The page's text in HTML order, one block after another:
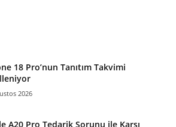
18 Pro’nun Tanıtım Takvimi
2026
A20 Pro Tedarik Sorunu ile Karşı